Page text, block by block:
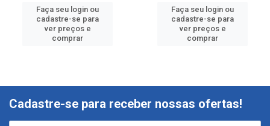
Faça seu login ou
cadastre-se para
ver preços e
comprar
Faça seu login ou
cadastre-se para
ver preços e
comprar
Cadastre-se para receber nossas ofertas!